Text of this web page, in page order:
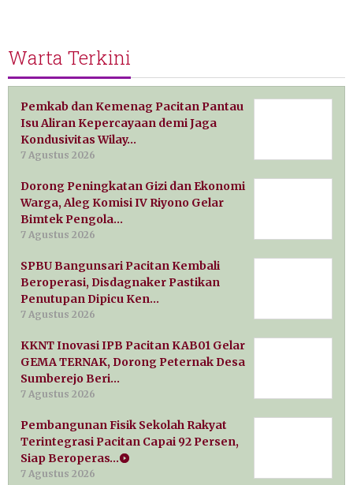
Warta Terkini
Pemkab dan Kemenag Pacitan Pantau
Isu Aliran Kepercayaan demi Jaga
Kondusivitas Wilay…
7 Agustus 2026
Dorong Peningkatan Gizi dan Ekonomi
Warga, Aleg Komisi IV Riyono Gelar
Bimtek Pengola…
7 Agustus 2026
SPBU Bangunsari Pacitan Kembali
Beroperasi, Disdagnaker Pastikan
Penutupan Dipicu Ken…
7 Agustus 2026
KKNT Inovasi IPB Pacitan KAB01 Gelar
GEMA TERNAK, Dorong Peternak Desa
Sumberejo Beri…
7 Agustus 2026
Pembangunan Fisik Sekolah Rakyat
Terintegrasi Pacitan Capai 92 Persen,
Siap Beroperas…
7 Agustus 2026